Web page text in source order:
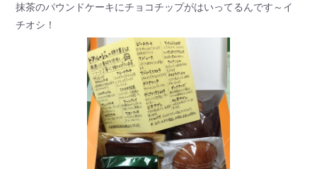
抹茶のパウンドケーキにチョコチップがはいってるんです～イ
チオシ！